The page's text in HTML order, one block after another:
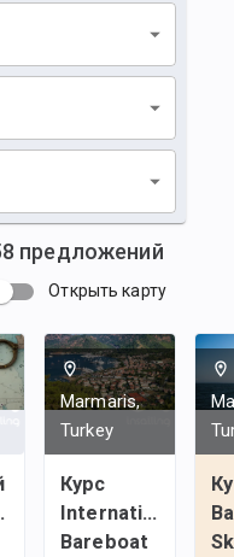
предложений
Открыть карту
Marmaris,
Turkey
Курс
International
Bareboat